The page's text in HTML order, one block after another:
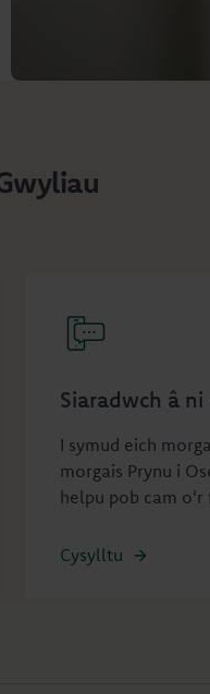
Siaradwch â
I symud eich
morgais Prynu i
helpu pob cam o'r
Cysylltu